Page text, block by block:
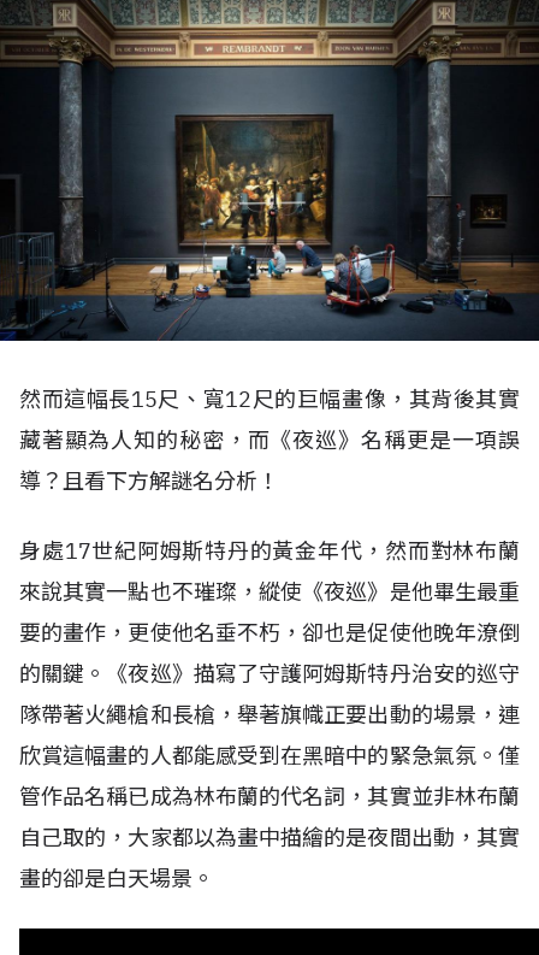
然而這幅長15尺、寬12尺的巨幅畫像，其背後其實
藏著顯為人知的秘密，而《夜巡》名稱更是一項誤
導？且看下方解謎名分析！
身處17世紀阿姆斯特丹的黃金年代，然而對林布蘭
來說其實一點也不璀璨，縱使《夜巡》是他畢生最重
要的畫作，更使他名垂不朽，卻也是促使他晚年潦倒
的關鍵。《夜巡》描寫了守護阿姆斯特丹治安的巡守
隊帶著火繩槍和長槍，舉著旗幟正要出動的場景，連
欣賞這幅畫的人都能感受到在黑暗中的緊急氣氛。僅
管作品名稱已成為林布蘭的代名詞，其實並非林布蘭
自己取的，大家都以為畫中描繪的是夜間出動，其實
畫的卻是白天場景。